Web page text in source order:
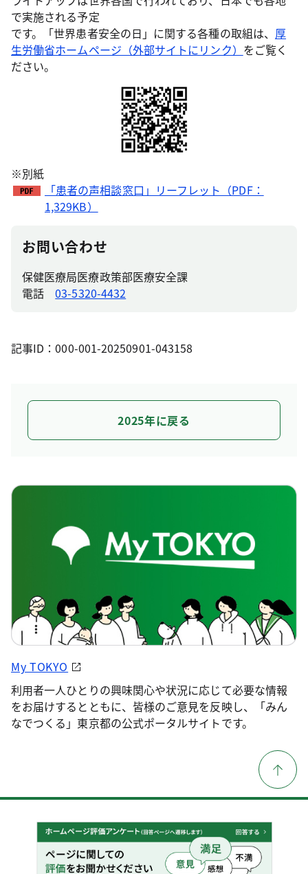
で実施される予定
です。「世界患者安全の日」に関する各種の取組は、 厚
生労働省ホームページ（外部サイトにリンク） をご覧く
ださい。
※別紙
「患者の声相談窓口」リーフレット（PDF：
1,329KB）
お問い合わせ
保健医療局医療政策部医療安全課
電話03-5320-4432
記事ID：000-001-20250901-043158
2025年に戻る
My TOKYO
利用者一人ひとりの興味関心や状況に応じて必要な情報
をお届けするとともに、皆様のご意見を反映し、「みん
なでつくる」東京都の公式ポータルサイトです。